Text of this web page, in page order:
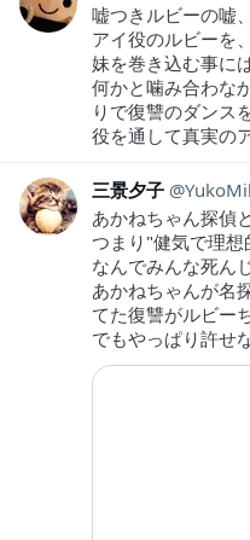
嘘つきルビーの嘘
アイ役のルビーを
妹を巻き込む事に
何かと噛み合わな
りで復讐のダンス
役を通して真実の
三景夕子
あかねちゃん探偵
つまり"健気で理想
なんでみんな死ん
あかねちゃんが名
てた復讐がルビー
でもやっぱり許せ